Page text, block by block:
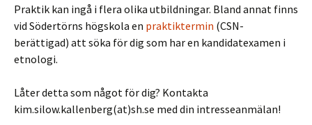
Praktik kan ingå i flera olika utbildningar. Bland annat finns
vid Södertörns högskola en praktiktermin (CSN-
berättigad) att söka för dig som har en kandidatexamen i
etnologi.
Låter detta som något för dig? Kontakta
kim.silow.kallenberg(at)sh.se med din intresseanmälan!